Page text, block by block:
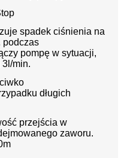
spadek ciśnienia na
podczas
pompę w sytuacji,
3l/min.
długich
przejścia w
zaworu.